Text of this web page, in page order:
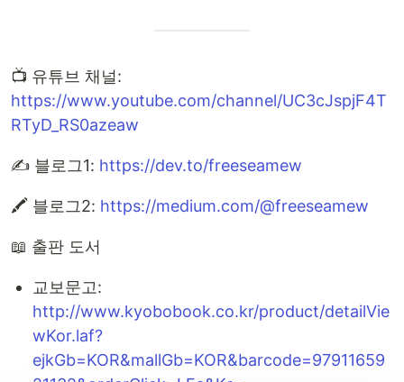
📺 유튜브 채널:
https://www.youtube.com/channel/UC3cJspjF4T
RTyD_RS0azeaw
✍️ 블로그1: https://dev.to/freeseamew
🖍 블로그2: https://medium.com/@freeseamew
📖 출판 도서
교보문고:
http://www.kyobobook.co.kr/product/detailVie
wKor.laf?
ejkGb=KOR&mallGb=KOR&barcode=97911659